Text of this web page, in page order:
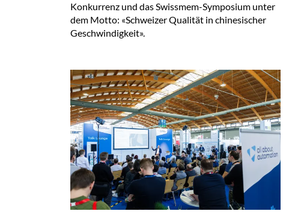
Konkurrenz und das Swissmem-Symposium unter
dem Motto: «Schweizer Qualität in chinesischer
Geschwindigkeit».